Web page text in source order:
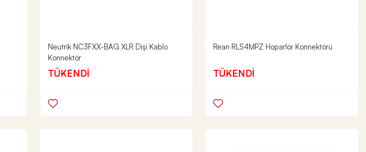
Neutrik NC3FXX-BAG XLR Dişi Kablo
Konnektör
TÜKENDİ
Rean RLS4MPZ Hoparlör Konnektörü
TÜKENDİ